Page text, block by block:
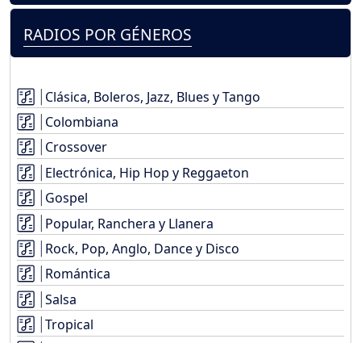
RADIOS POR GÉNEROS
Clásica, Boleros, Jazz, Blues y Tango
Colombiana
Crossover
Electrónica, Hip Hop y Reggaeton
Gospel
Popular, Ranchera y Llanera
Rock, Pop, Anglo, Dance y Disco
Romántica
Salsa
Tropical